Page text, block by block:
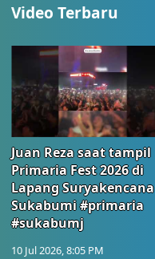
Video Terbaru
Juan Reza saat tampil
Primaria Fest 2026 di
Lapang Suryakencana
Sukabumi #primaria
#sukabumj
10 Jul 2026, 8:05 PM